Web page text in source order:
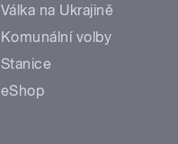
Válka na Ukrajině
Komunální volby
Stanice
eShop